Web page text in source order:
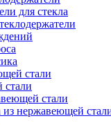
для стекла
стали
стали
из нержавеющей